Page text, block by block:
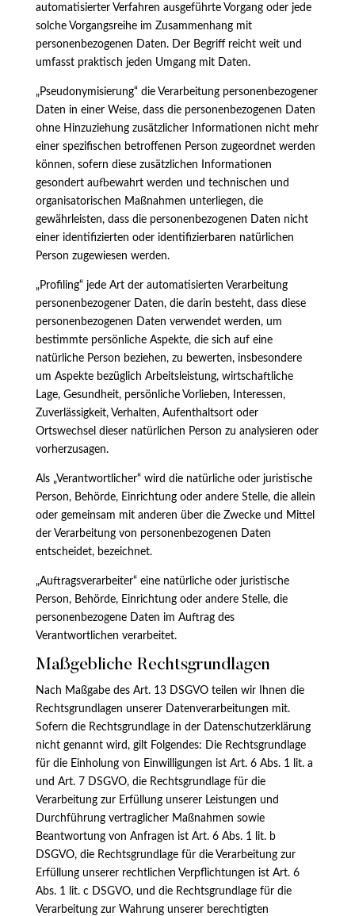
automatisierter Verfahren ausgeführte Vorgang oder jede
solche Vorgangsreihe im Zusammenhang mit
personenbezogenen Daten. Der Begriff reicht weit und
umfasst praktisch jeden Umgang mit Daten.
„Pseudonymisierung“ die Verarbeitung personenbezogener
Daten in einer Weise, dass die personenbezogenen Daten
ohne Hinzuziehung zusätzlicher Informationen nicht mehr
einer spezifischen betroffenen Person zugeordnet werden
können, sofern diese zusätzlichen Informationen
gesondert aufbewahrt werden und technischen und
organisatorischen Maßnahmen unterliegen, die
gewährleisten, dass die personenbezogenen Daten nicht
einer identifizierten oder identifizierbaren natürlichen
Person zugewiesen werden.
„Profiling“ jede Art der automatisierten Verarbeitung
personenbezogener Daten, die darin besteht, dass diese
personenbezogenen Daten verwendet werden, um
bestimmte persönliche Aspekte, die sich auf eine
natürliche Person beziehen, zu bewerten, insbesondere
um Aspekte bezüglich Arbeitsleistung, wirtschaftliche
Lage, Gesundheit, persönliche Vorlieben, Interessen,
Zuverlässigkeit, Verhalten, Aufenthaltsort oder
Ortswechsel dieser natürlichen Person zu analysieren oder
vorherzusagen.
Als „Verantwortlicher“ wird die natürliche oder juristische
Person, Behörde, Einrichtung oder andere Stelle, die allein
oder gemeinsam mit anderen über die Zwecke und Mittel
der Verarbeitung von personenbezogenen Daten
entscheidet, bezeichnet.
„Auftragsverarbeiter“ eine natürliche oder juristische
Person, Behörde, Einrichtung oder andere Stelle, die
personenbezogene Daten im Auftrag des
Verantwortlichen verarbeitet.
Maßgebliche Rechtsgrundlagen
Nach Maßgabe des Art. 13 DSGVO teilen wir Ihnen die
Rechtsgrundlagen unserer Datenverarbeitungen mit.
Sofern die Rechtsgrundlage in der Datenschutzerklärung
nicht genannt wird, gilt Folgendes: Die Rechtsgrundlage
für die Einholung von Einwilligungen ist Art. 6 Abs. 1 lit. a
und Art. 7 DSGVO, die Rechtsgrundlage für die
Verarbeitung zur Erfüllung unserer Leistungen und
Durchführung vertraglicher Maßnahmen sowie
Beantwortung von Anfragen ist Art. 6 Abs. 1 lit. b
DSGVO, die Rechtsgrundlage für die Verarbeitung zur
Erfüllung unserer rechtlichen Verpflichtungen ist Art. 6
Abs. 1 lit. c DSGVO, und die Rechtsgrundlage für die
Verarbeitung zur Wahrung unserer berechtigten